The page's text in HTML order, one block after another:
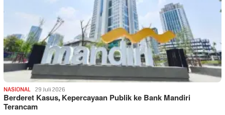
NASIONAL 29 Juli 2026
Berderet Kasus, Kepercayaan Publik ke Bank Mandiri
Terancam